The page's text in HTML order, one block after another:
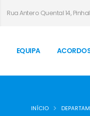
Rua Antero Quental 14,
EQUIPA
INÍCIO